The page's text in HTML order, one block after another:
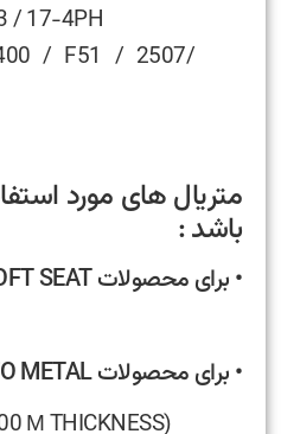
/ 17-4PH
/ F51 / 2507/
متریال های مورد
باشد :
• برای محصولات SOFT SEAT :
• برای محصولات METAL TO METAL :
Μ THICKNESS)